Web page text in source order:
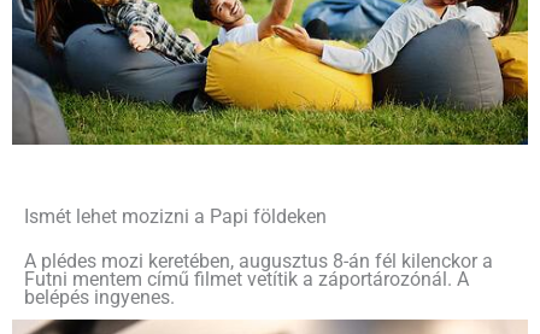
Ismét lehet mozizni a Papi földeken
A plédes mozi keretében, augusztus 8-án fél kilenckor a
Futni mentem című filmet vetítik a záportározónál. A
belépés ingyenes.